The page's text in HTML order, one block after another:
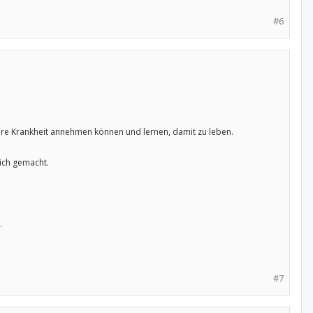
#6
Krankheit annehmen können und lernen, damit zu leben.
gemacht.
#7